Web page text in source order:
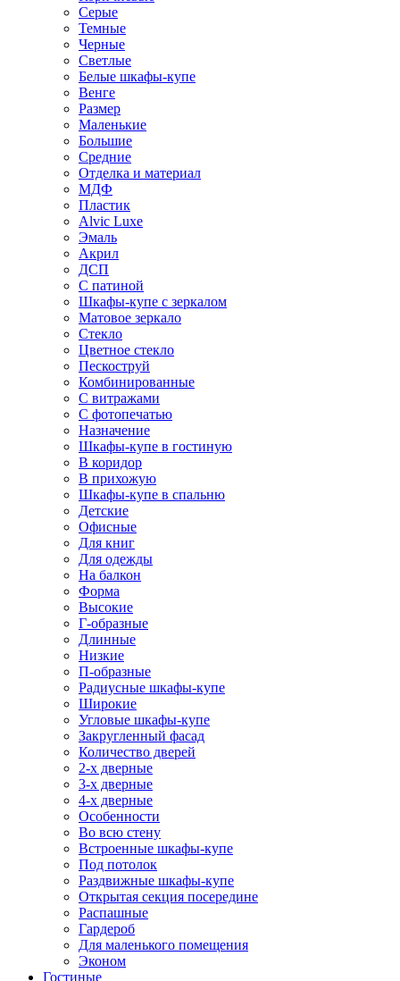
Серые
Темные
Черные
Светлые
Белые шкафы-купе
Венге
Размер
Маленькие
Большие
Средние
Отделка и материал
МДФ
Пластик
Alvic Luxe
Эмаль
Акрил
ДСП
С патиной
Шкафы-купе с зеркалом
Матовое зеркало
Стекло
Цветное стекло
Пескоструй
Комбинированные
С витражами
С фотопечатью
Назначение
Шкафы-купе в гостиную
В коридор
В прихожую
Шкафы-купе в спальню
Детские
Офисные
Для книг
Для одежды
На балкон
Форма
Высокие
Г-образные
Длинные
Низкие
П-образные
Радиусные шкафы-купе
Широкие
Угловые шкафы-купе
Закругленный фасад
Количество дверей
2-х дверные
3-х дверные
4-х дверные
Особенности
Во всю стену
Встроенные шкафы-купе
Под потолок
Раздвижные шкафы-купе
Открытая секция посередине
Распашные
Гардероб
Для маленького помещения
Эконом
Гостиные